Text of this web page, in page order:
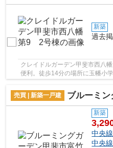
新築
過去
クレイドルガーデン甲斐市西八
便利。徒歩14分の場所に玉幡小
売買 | 新築一戸建
ブルーミングガ
新築
中央線
中央線